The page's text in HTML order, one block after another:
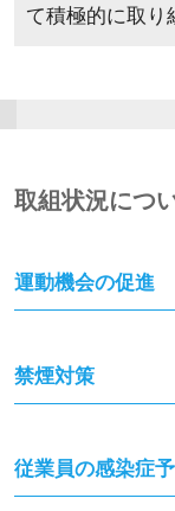
て積極的に取り
取組状況につ
運動機会の促進
禁煙対策
従業員の感染症